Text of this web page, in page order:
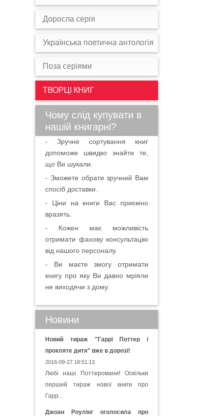
Доросла серія
Українська поетична антологія
Поза серіями
ТВОРЦІ КНИГ
Чому слід купувати в
нашій книгарні?
- Зручне сортування книг
допоможе швидко знайти те,
що Ви шукали.
- Зможете обрати зручний Вам
спосіб доставки.
- Ціни на книги Вас приємно
вразять.
- Кожен має можливість
отримати фахову консультацію
від нашого персоналу.
- Ви маєте змогу отримати
книгу про яку Ви давно мріяли
не виходячи з дому.
Новини
Новий тираж "Гаррі Поттер і
прокляте дитя" вже в дорозі!
2016-09-27 18:51:13
Любі наші Поттеромани! Оскільки
перший тираж нової книги про
Гарр...
Джоан Роулінг оголосила про